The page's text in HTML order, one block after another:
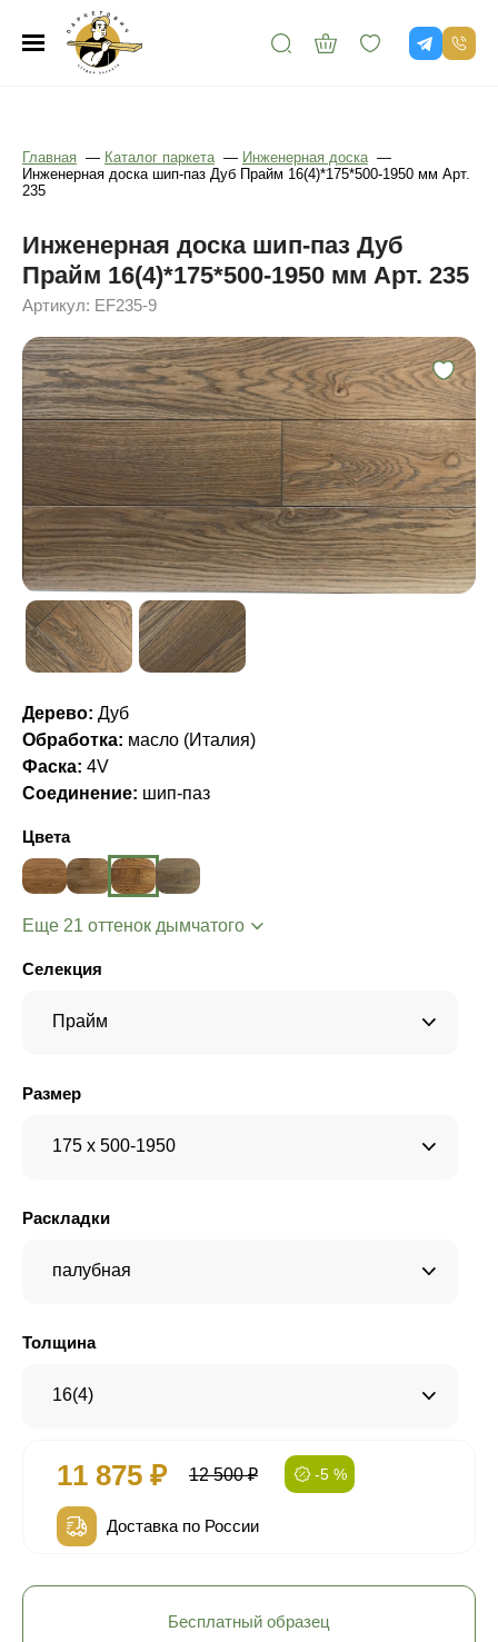
Главная — Каталог паркета — Инженерная доска —
Инженерная доска шип-паз Дуб Прайм 16(4)*175*500-1950 мм Арт.
235
Инженерная доска шип-паз Дуб
Прайм 16(4)*175*500-1950 мм Арт. 235
Артикул: EF235-9
Дерево: Дуб
Обработка: масло (Италия)
Фаска: 4V
Соединение: шип-паз
Цвета
Еще 21 оттенок дымчатого
Селекция
Прайм
Размер
175 x 500-1950
Раскладки
палубная
Толщина
16(4)
11 875 ₽ 12 500 ₽ -5 %
Доставка по России
Бесплатный образец